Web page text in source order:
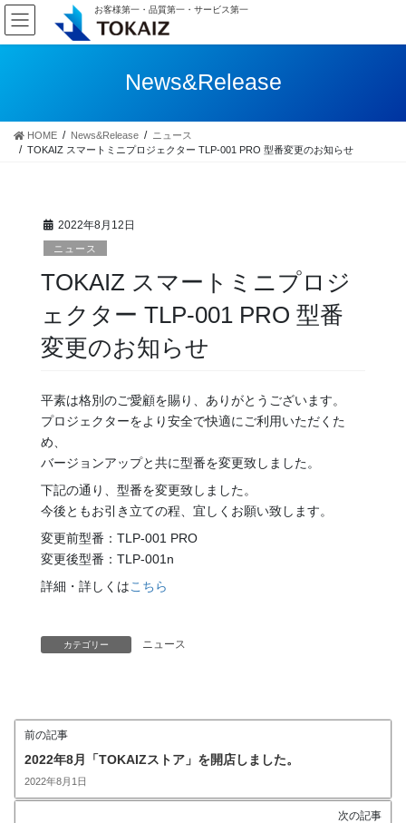
コ
ン
テ
ス
ナ
ビ
ゲ
ン
お客様第一・品質第一・サービス第一
News&Release
HOME News&Release
ニュース
TOKAIZ スマートミニプロジェクター TLP-001 PRO 型番変更のお知らせ
2022年8月12日
ニュース
TOKAIZ スマートミニプロジ
ェクター TLP-001 PRO 型番
変更のお知らせ
平素は格別のご愛顧を賜り、ありがとうございます。
プロジェクターをより安全で快適にご利用いただくた
め、
バージョンアップと共に型番を変更致しました。
下記の通り、型番を変更致しました。
今後ともお引き立ての程、宜しくお願い致します。
変更前型番：TLP-001 PRO
変更後型番：TLP-001n
詳細・詳しくはこちら
カテゴリー ニュース
前の記事
2022年8月「TOKAIZストア」を開店しました。
2022年8月1日
次の記事